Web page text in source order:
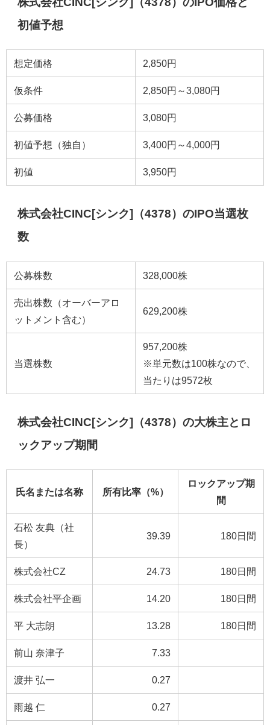
初値予想
想定価格 2,850円
仮条件 2,850円～3,080円
公募価格 3,080円
初値予想（独自） 3,400円～4,000円
初値 3,950円
株式会社CINC[シンク]（4378）のIPO当選枚
数
公募株数 328,000株
売出株数（オーバーアロ
ットメント含む）
629,200株
当選株数
957,200株
※単元数は100株なので、
当たりは9572枚
株式会社CINC[シンク]（4378）の大株主とロ
ックアップ期間
氏名または名称 所有比率（%）
ロックアップ期
間
石松 友典（社
長）
39.39 180日間
株式会社CZ 24.73 180日間
株式会社平企画 14.20 180日間
平 大志朗 13.28 180日間
前山 奈津子 7.33
渡井 弘一 0.27
雨越 仁 0.27